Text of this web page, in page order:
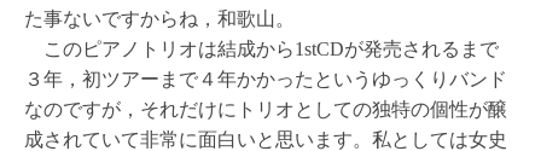
た事ないですからね，和歌山。
このピアノトリオは結成から1stCDが発売されるまで
３年，初ツアーまで４年かかったというゆっくりバンド
なのですが，それだけにトリオとしての独特の個性が醸
成されていて非常に面白いと思います。私としては女史